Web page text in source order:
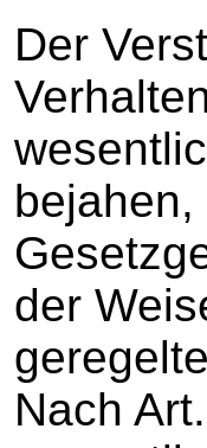
Der
der
Nach